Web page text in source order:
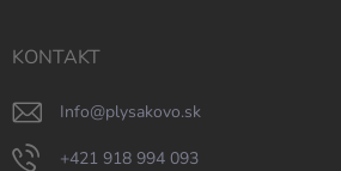
KONTAKT
info@plysakovo.sk
+421 918 994 093